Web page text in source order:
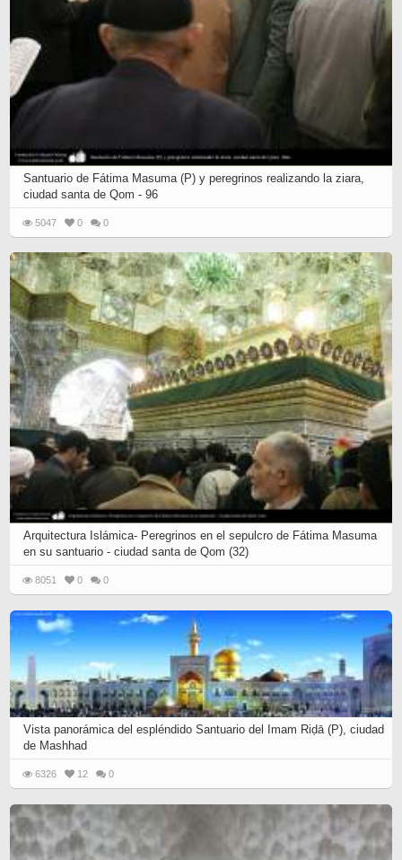
Santuario de Fátima Masuma (P) y peregrinos realizando la ziara,
ciudad santa de Qom - 96
5047 0 0
Arquitectura Islámica- Peregrinos en el sepulcro de Fátima Masuma
en su santuario - ciudad santa de Qom (32)
8051 0 0
Vista panorámica del espléndido Santuario del Imam Riḍā (P), ciudad
de Mashhad
6326 12 0